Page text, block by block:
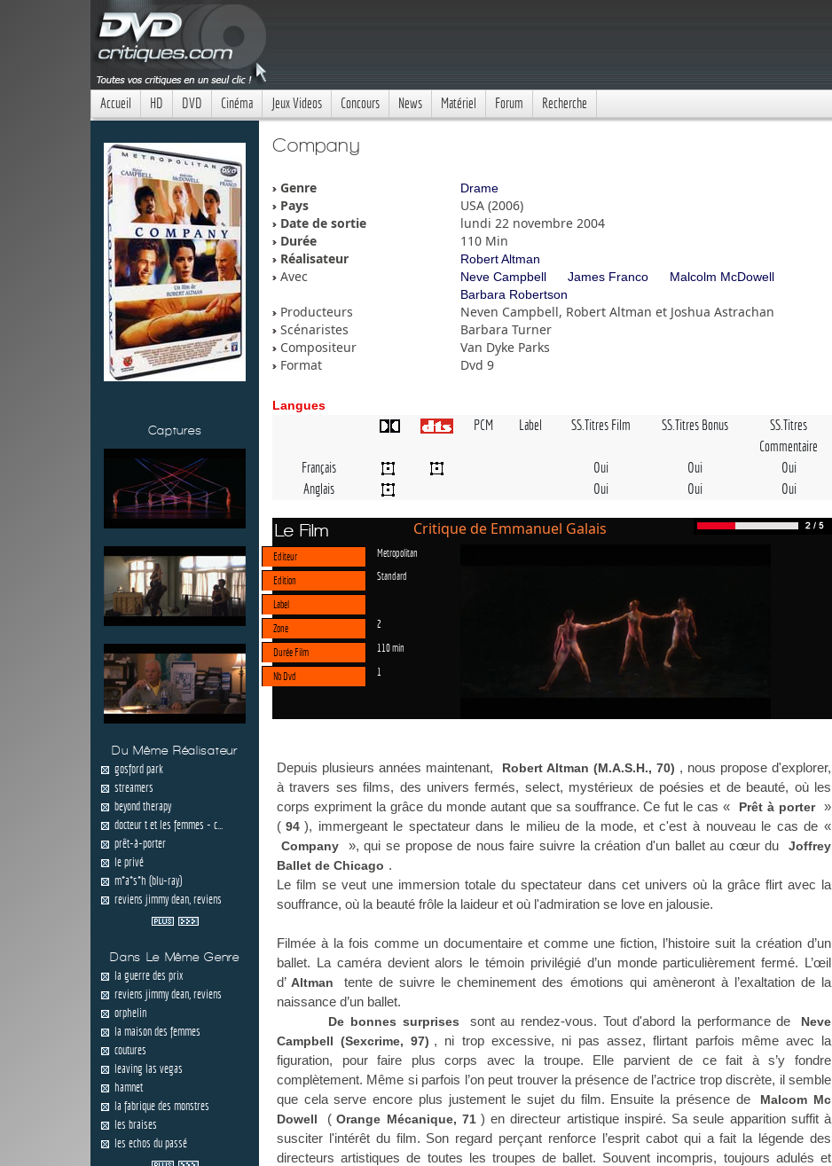
Accueil HD DVD Cinéma Jeux Videos Concours News Matériel Forum Recherche
Captures
Du Même Réalisateur
gosford park
streamers
beyond therapy
docteur t et les femmes - c...
prêt-à-porter
le privé
m*a*s*h (blu-ray)
reviens jimmy dean, reviens
Dans Le Même Genre
la guerre des prix
reviens jimmy dean, reviens
orphelin
la maison des femmes
coutures
leaving las vegas
hamnet
la fabrique des monstres
les braises
les echos du passé
Company
Genre Drame
Pays
USA (2006)
Date de sortie
lundi 22 novembre 2004
Durée
110 Min
Réalisateur
Robert Altman
Avec Neve Campbell James Franco
Malcolm McDowell
Barbara Robertson
Producteurs
Neven Campbell, Robert Altman et Joshua Astrachan
Scénaristes
Barbara Turner
Compositeur
Van Dyke Parks
Format
Dvd 9
Langues
PCM Label SS.Titres Film SS.Titres Bonus
SS.Titres
Commentaire
Français
Oui Oui
Oui
Anglais
Oui Oui Oui
Le Film Critique de Emmanuel Galais
Editeur Metropolitan
Edition Standard
Label
Zone
2
Durée Film 110 min
Nb Dvd 1
Depuis plusieurs années maintenant, Robert Altman (M.A.S.H., 70) , nous propose d'explorer,
à travers ses films, des univers fermés, select, mystérieux de poésies et de beauté, où les
corps expriment la grâce du monde autant que sa souffrance. Ce fut le cas «
Prêt à porter
»
( 94 ), immergeant le spectateur dans le milieu de la mode, et c'est à nouveau le cas de «
Company », qui se propose de nous faire suivre la création d'un ballet au cœur du
Joffrey
Ballet de Chicago .
Le film se veut une immersion totale du spectateur dans cet univers où la grâce flirt avec la
souffrance, où la beauté frôle la laideur et où l'admiration se love en jalousie.
Filmée à la fois comme un documentaire et comme une fiction, l’histoire suit la création d’un
ballet. La caméra devient alors le témoin privilégié d’un monde particulièrement fermé. L’œil
d’ Altman
tente de suivre le cheminement des émotions qui amèneront à l’exaltation de la
naissance d’un ballet.
De bonnes surprises sont au rendez-vous. Tout d'abord la performance de
Neve
Campbell (Sexcrime, 97) , ni trop excessive, ni pas assez, flirtant parfois même avec la
figuration, pour faire plus corps avec la troupe. Elle parvient de ce fait à s’y fondre
complètement. Même si parfois l’on peut trouver la présence de l’actrice trop discrète, il semble
que cela serve encore plus justement le sujet du film. Ensuite la présence de
Malcom Mc
Dowell
( Orange Mécanique, 71 ) en directeur artistique inspiré. Sa seule apparition suffit à
susciter l'intérêt du film. Son regard perçant renforce l’esprit cabot qui a fait la légende des
directeurs artistiques de toutes les troupes de ballet. Souvent incompris, toujours adulés et